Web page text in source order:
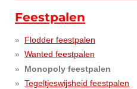
Feestpalen
Flodder feestpalen
Wanted feestpalen
Monopoly feestpalen
Tegeltjeswijsheid feestpalen